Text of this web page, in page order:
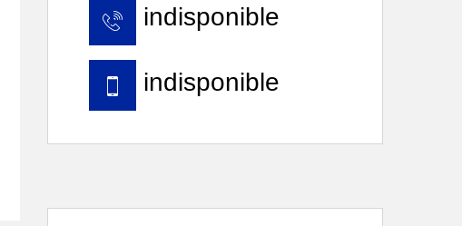
indisponible
indisponible